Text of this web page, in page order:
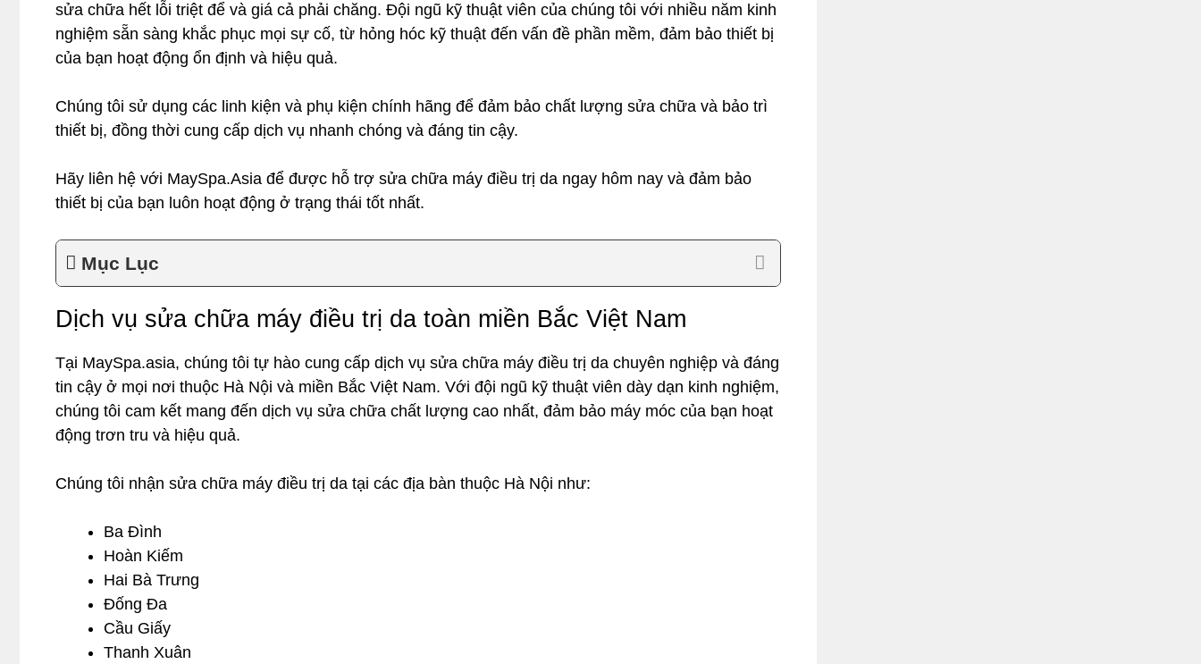
sửa chữa hết lỗi triệt để và giá cả phải chăng. Đội ngũ kỹ thuật viên của chúng tôi với nhiều năm kinh
nghiệm sẵn sàng khắc phục mọi sự cố, từ hỏng hóc kỹ thuật đến vấn đề phần mềm, đảm bảo thiết bị
của bạn hoạt động ổn định và hiệu quả.
Chúng tôi sử dụng các linh kiện và phụ kiện chính hãng để đảm bảo chất lượng sửa chữa và bảo trì
thiết bị, đồng thời cung cấp dịch vụ nhanh chóng và đáng tin cậy.
Hãy liên hệ với MaySpa.Asia để được hỗ trợ sửa chữa máy điều trị da ngay hôm nay và đảm bảo
thiết bị của bạn luôn hoạt động ở trạng thái tốt nhất.
Mục Lục
Dịch vụ sửa chữa máy điều trị da toàn miền Bắc Việt Nam
Tại MaySpa.asia, chúng tôi tự hào cung cấp dịch vụ sửa chữa máy điều trị da chuyên nghiệp và đáng
tin cậy ở mọi nơi thuộc Hà Nội và miền Bắc Việt Nam. Với đội ngũ kỹ thuật viên dày dạn kinh nghiệm,
chúng tôi cam kết mang đến dịch vụ sửa chữa chất lượng cao nhất, đảm bảo máy móc của bạn hoạt
động trơn tru và hiệu quả.
Chúng tôi nhận sửa chữa máy điều trị da tại các địa bàn thuộc Hà Nội như:
Ba Đình
Hoàn Kiếm
Hai Bà Trưng
Đống Đa
Cầu Giấy
Thanh Xuân